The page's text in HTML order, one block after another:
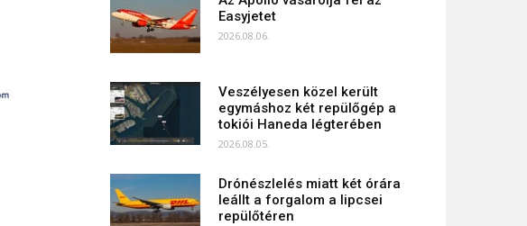
Easyjetet
2026.08.06.
Veszélyesen közel került
egymáshoz két repülőgép a
tokiói Haneda légterében
2026.08.05.
Drónészlelés miatt két órára
leállt a forgalom a lipcsei
repülőtéren